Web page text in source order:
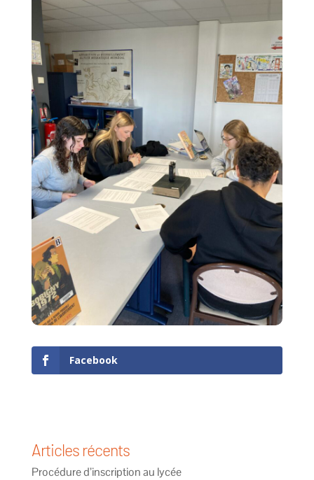
Facebook
Articles récents
Procédure d’inscription au lycée